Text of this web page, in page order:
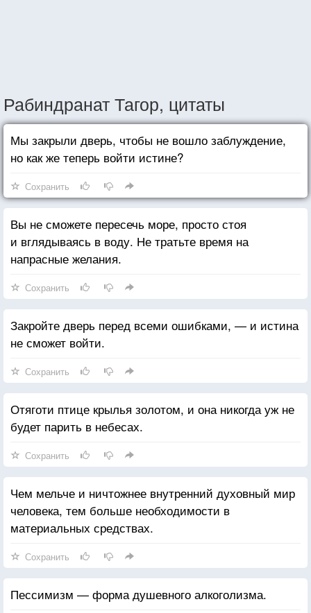
Рабиндранат Тагор, цитаты
Мы закрыли дверь, чтобы не вошло заблуждение,
но как же теперь войти истине?
Сохранить
Вы не сможете пересечь море, просто стоя
и вглядываясь в воду. Не тратьте время на
напрасные желания.
Сохранить
Закройте дверь перед всеми ошибками, — и истина
не сможет войти.
Сохранить
Отяготи птице крылья золотом, и она никогда уж не
будет парить в небесах.
Сохранить
Чем мельче и ничтожнее внутренний духовный мир
человека, тем больше необходимости в
материальных средствах.
Сохранить
Пессимизм — форма душевного алкоголизма.